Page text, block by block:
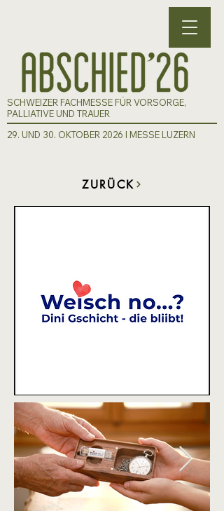
SCHWEIZER FACHMESSE FÜR VORSORGE,
PALLIATIVE UND TRAUER
29. UND 30. OKTOBER 2026 I MESSE LUZERN
ZURÜCK